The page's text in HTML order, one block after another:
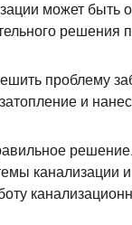
может быть
решения
проблему
и